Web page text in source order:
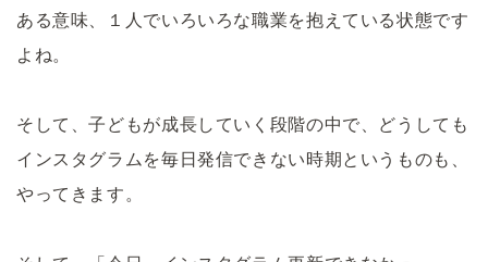
ある意味、１人でいろいろな職業を抱えている状態です
よね。
そして、子どもが成長していく段階の中で、どうしても
インスタグラムを毎日発信できない時期というものも、
やってきます。